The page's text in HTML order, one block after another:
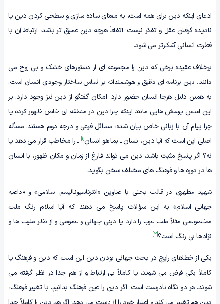
ادعای اینکه دین برای همه است، به معنای ساده سازی و سطحی کردن دین یا
نادیده گرفتن عقل و تفکر نیست؛ اتفاقاً هرچه دین عمیق تر باشد، ارتباط آن با
فطرت انسانی آشکارتر می شود.
برخلاف عقیده برخی که دین را مجموعه ای از دستورهای خشک و بی روح می
دانند، دین برنامه ای دقیق و هوشمندانه بر اساس ساختار وجودی انسان است.
به همین دلیل هرجا انسان حضور دارد، امکان گفتگو از دین نیز وجود دارد. بر
این اساس پرسش هایی مانند اینکه چرا دین در منطقه ای خاص ظهور کرده یا
چرا پیام آن با زبانی خاص بیان شده، مسائل فرعی و درجه دوم هستند. مسأله
اصلی این است که آیا دین، انسان ـ بما هو انسان[1]
ـ را مخاطب قرار می دهد یا
نه؟ اگر پاسخ مثبت باشد، دین می تواند فارغ از زمان و مکان ظهور، با انسان
ها در دوره ها و فرهنگ های مختلف سخن بگوید.
شهید مطهری در قالب بحثی با عناوین «انترناسیونالیسم اسلامی» و «داعیه
جهانی اسلام» به این سؤالات پاسخ می دهند که آیا اسلام رنگ ملت
مخصوصی مثلاً ملت عرب را دارد یا دینی جهانی و عمومی و از نظر ملیت ها و
نژادها بی رنگ است؟[2]
یکی از خطاهای رایج در بحث جهانی بودن دین این است که دین و فرهنگ یا
کاملاً یکی فرض می شوند، یا کاملاً بی ارتباط و از هم جدا در نظر گرفته می
شوند. هر دو نگاه نادرست است؛ اگر دین را عین فرهنگ بدانیم، با تغییر فرهنگ،